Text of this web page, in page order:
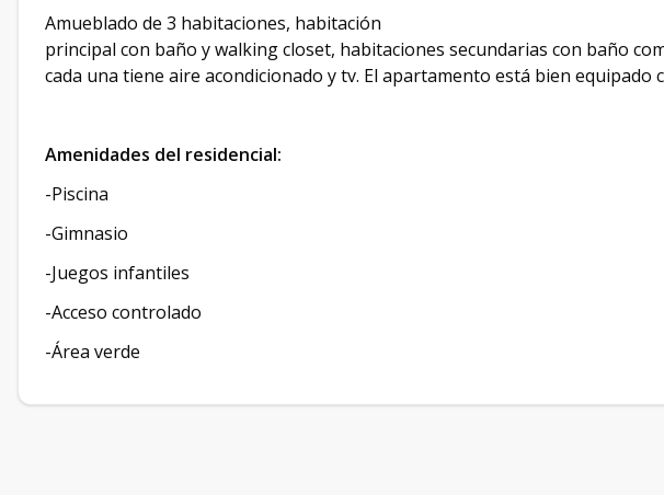
Amueblado de 3 habitaciones, habitación
principal con baño y walking closet, habitaciones secundarias con baño
cada una tiene aire acondicionado y tv. El apartamento está bien equipado
Amenidades del residencial:
-Piscina
-Gimnasio
-Juegos infantiles
-Acceso controlado
-Área verde